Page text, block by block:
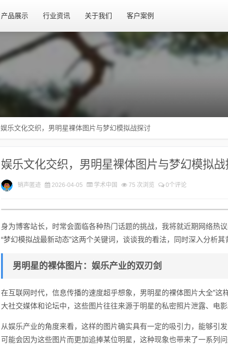
产品展示 行业资讯 关于我们 客户案例
娱乐文化交织，男明星裸体图片与梦幻模拟战探讨
娱乐文化交织，男明星裸体图片与梦幻模拟战
销声匿迹 2026-04-05 学术中国 75 次浏览 0个评论
身为博客站长，时常会面临各种热门话题的挑战，我将就近期网络热
“梦幻模拟战最新动态”这两个关键词，谈谈我的看法，同时深入分析其
男明星的裸体图片：娱乐产业的双刃剑
在互联网时代，信息传播的速度超乎想象，男明星的裸体图片大全”这
大社交媒体和论坛中，这些图片往往来源于明星的私密照片泄露、电影
从娱乐产业的角度来看，这样的图片确实具有一定的吸引力，能够引
可能会因为这些图片而更加追捧某位明星，这种现象也带来了一系列